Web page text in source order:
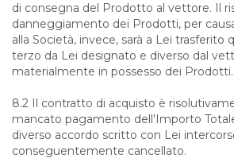
di consegna del Prodotto al vettore. Il
danneggiamento dei Prodotti, per
alla Società, invece, sarà a Lei trasferito
terzo da Lei designato e diverso dal
materialmente in possesso dei Prodotti.
8.2 Il contratto di acquisto è
mancato pagamento dell'Importo
diverso accordo scritto con Lei
conseguentemente cancellato.